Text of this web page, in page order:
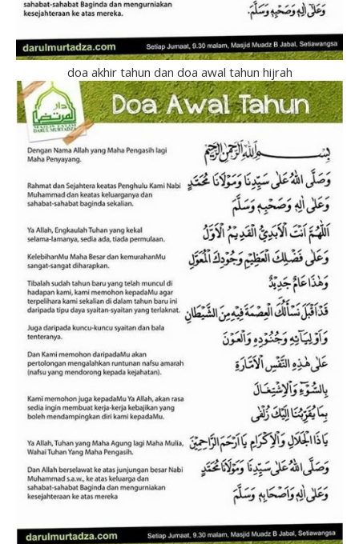
doa akhir tahun dan doa awal tahun hijrah